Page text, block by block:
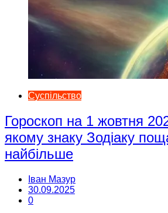
Суспільство
Гороскоп на 1 жовтня
якому знаку Зодіаку
найбільше
Іван Мазур
30.09.2025
0